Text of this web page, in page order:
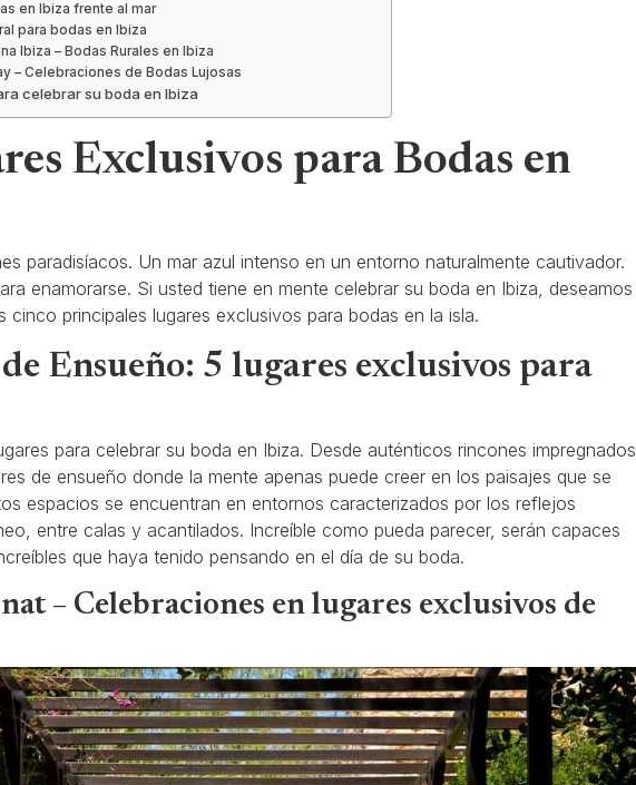
en Ibiza frente al mar
para bodas en Ibiza
Ibiza – Bodas Rurales en Ibiza
– Celebraciones de Bodas Lujosas
celebrar su boda en Ibiza
Exclusivos para Bodas en
paradisíacos. Un mar azul intenso en un entorno naturalmente cautivador.
enamorarse. Si usted tiene en mente celebrar su boda en Ibiza, deseamos
cinco principales lugares exclusivos para bodas en la isla.
Ensueño: 5 lugares exclusivos para
para celebrar su boda en Ibiza. Desde auténticos rincones impregnados
de ensueño donde la mente apenas puede creer en los paisajes que se
espacios se encuentran en entornos caracterizados por los reflejos
entre calas y acantilados. Increíble como pueda parecer, serán capaces
que haya tenido pensando en el día de su boda.
– Celebraciones en lugares exclusivos de